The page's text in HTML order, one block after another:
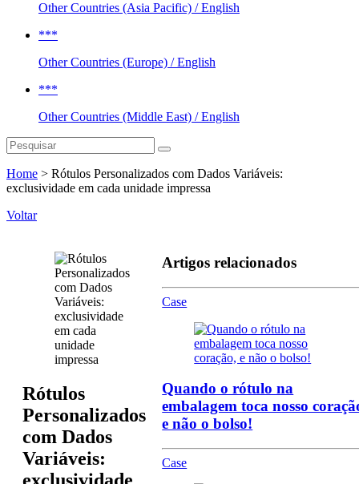
Other Countries (Asia Pacific) / English
***
Other Countries (Europe) / English
***
Other Countries (Middle East) / English
Home > Rótulos Personalizados com Dados Variáveis:
exclusividade em cada unidade impressa
Voltar
Rótulos
Personalizados
com Dados
Variáveis:
Artigos relacionados
Case
Quando o rótulo na
embalagem toca nosso
e não o bolso!
Case